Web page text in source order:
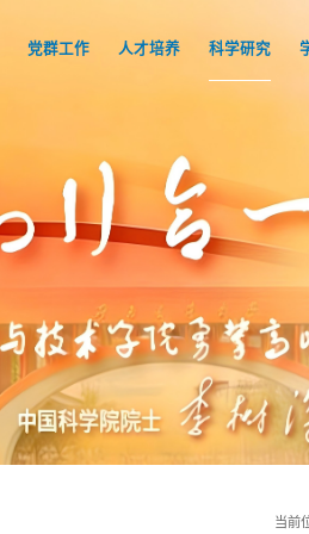
党群工作 人才培养 科学研究
当前